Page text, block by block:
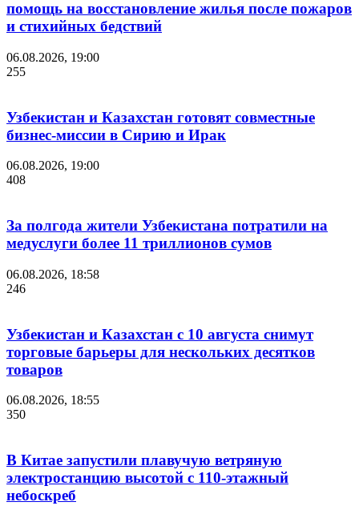
помощь на восстановление жилья после пожаров
и стихийных бедствий
06.08.2026, 19:00
255
Узбекистан и Казахстан готовят совместные
бизнес-миссии в Сирию и Ирак
06.08.2026, 19:00
408
За полгода жители Узбекистана потратили на
медуслуги более 11 триллионов сумов
06.08.2026, 18:58
246
Узбекистан и Казахстан с 10 августа снимут
торговые барьеры для нескольких десятков
товаров
06.08.2026, 18:55
350
В Китае запустили плавучую ветряную
электростанцию высотой с 110-этажный
небоскреб